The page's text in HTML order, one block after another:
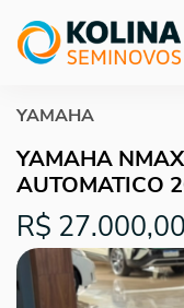
YAMAHA
YAMAHA
AUTOMATICO
R$ 27.000,00